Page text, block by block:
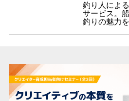
釣り人によ
サービス。
釣りの魅力